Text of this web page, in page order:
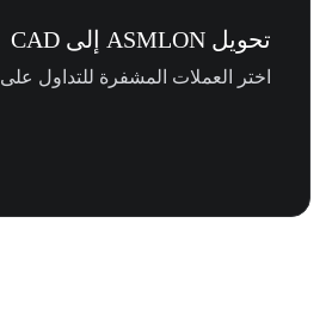
تحويل ASMLON إلى CAD
اختر العملات المشفرة للتداول على LBank.